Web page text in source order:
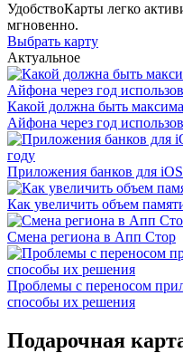
УдобствоКарты легко
мгновенно.
Выбрать карту
Актуальное
Какой должна быть
Айфона через год
Приложения банков для
Как увеличить объем
Смена региона в Апп Стор
Проблемы с переносом
способы их решения
Подарочная